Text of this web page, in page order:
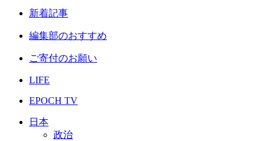
新着記事
編集部のおすすめ
ご寄付のお願い
LIFE
EPOCH TV
日本
政治